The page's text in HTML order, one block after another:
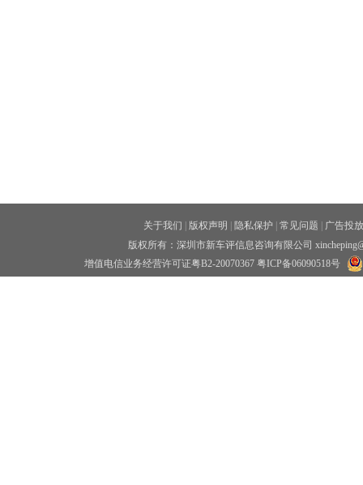
关于我们 版权声明 隐私保护 常见问题
广告投放
版权所有：深圳市新车评信息咨询有限公司
增值电信业务经营许可证粤B2-20070367 粤ICP备06090518号